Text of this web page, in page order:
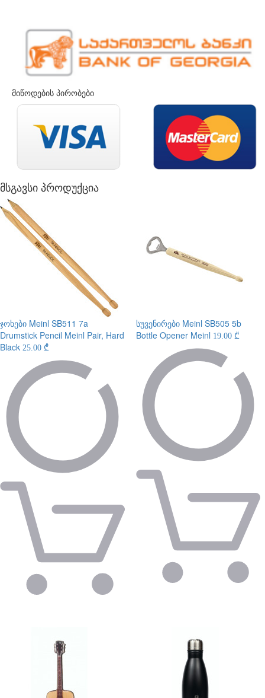
მიწოდების პირობები
მსგავსი პროდუქცია
ჯოხები Meinl SB511 7a
Drumstick Pencil Meinl Pair, Hard
Black 25.00 ₾
სუვენირები Meinl SB505 5b
Bottle Opener Meinl 19.00 ₾